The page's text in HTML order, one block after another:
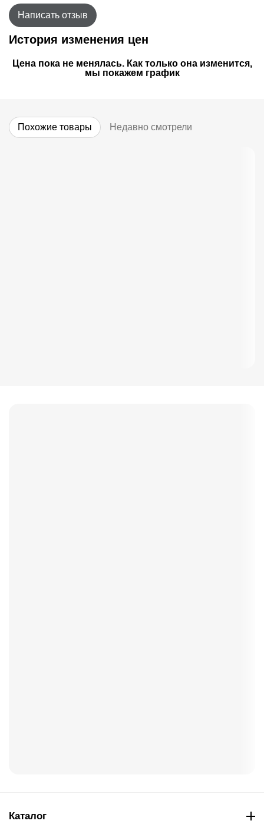
Написать отзыв
История изменения цен
Цена пока не менялась. Как только она изменится,
мы покажем график
Похожие товары Недавно смотрели
Каталог